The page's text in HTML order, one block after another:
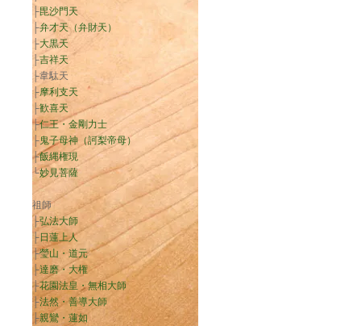
├毘沙門天
├弁才天（弁財天）
├大黒天
├吉祥天
├韋駄天
├摩利支天
├歓喜天
├仁王・金剛力士
├鬼子母神（訶梨帝母）
├飯縄権現
└妙見菩薩
祖師
├弘法大師
├日蓮上人
├瑩山・道元
├達磨・大権
├花園法皇・無相大師
├法然・善導大師
├親鸞・蓮如